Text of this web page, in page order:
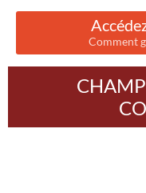
Comment